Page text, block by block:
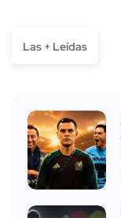
Las + Leídas